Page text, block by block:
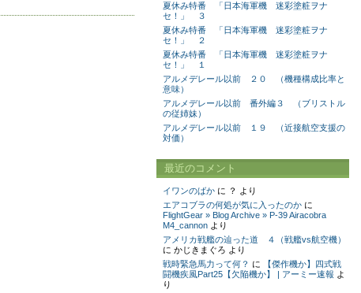
夏休み特番 「日本海軍機 迷彩塗粧ヲナ
セ！」 ３
夏休み特番 「日本海軍機 迷彩塗粧ヲナ
セ！」 ２
夏休み特番 「日本海軍機 迷彩塗粧ヲナ
セ！」 １
アルメデレール以前 ２０ （機種構成比率と
意味）
アルメデレール以前 番外編３ （ブリストル
の従姉妹）
アルメデレール以前 １９ （近接航空支援の
対価）
最近のコメント
イワンのばかに ？
より
エアコブラの何処が気に入ったのかに
FlightGear » Blog Archive » P-39 Airacobra
M4_cannonより
アメリカ戦艦の辿った道 ４（戦艦vs航空機）
に かじきまぐろ より
戦時緊急馬力って何？ に
【傑作機か】四式戦
闘機疾風Part25【欠陥機か】 | アーミー速報 よ
り